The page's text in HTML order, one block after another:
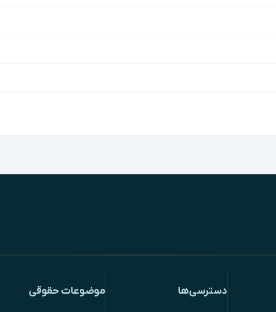
دسترسی‌ها موضوعات حقوقی